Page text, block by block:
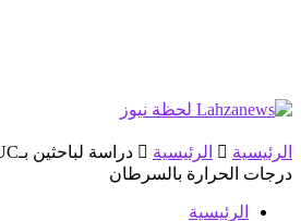
الرئيسية الرئيسية
درجات الحرارة بالسرطان
الرئيسية